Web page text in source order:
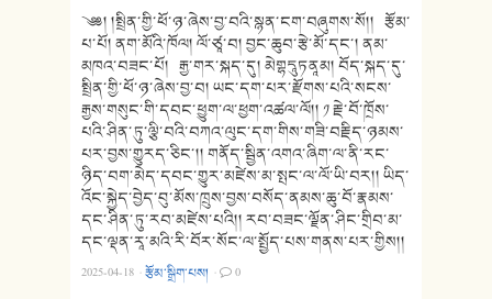
༄༅། །སྤྲིན་གྱི་ཕོ་ཉ་ཞེས་བྱ་བའི་སྙན་ངག་བཞུགས་སོ།། རྩོམ་
པ་པོ། ནག་མོའི་ཁོལ། ལོ་ཙཱ་བ། བྱང་ཆུབ་རྩེ་མོ་དང་། ནམ་
མཁའ་བཟང་པོ། རྒྱ་གར་སྐད་དུ། མེགྷདཱུཏནཱམ། བོད་སྐད་དུ་
སྤྲིན་གྱི་ཕོ་ཉ་ཞེས་བྱ་བ། ཡང་དག་པར་རྫོགས་པའི་སངས་
རྒྱས་གསུང་གི་དབང་ཕྱུག་ལ་ཕྱག་འཚལ་ལོ།། ༡ རྗེ་བོ་ཁྲོས་
པའི་ཤིན་ཏུ་ལྕི་བའི་བཀའ་ལུང་དག་གིས་གཟི་བརྗིད་ཉམས་
པར་བྱས་གྱུརད་ཅིང་།། གནོད་སྦྱིན་འགའ་ཞིག་ལ་ནི་རང་
ཉིད་བག་མེད་དབང་གྱུར་མཛེས་མ་སྤང་ལ་ལོ་ཡི་བར།། ཡིད་
འོང་སྐྱེད་བྱེད་བུ་མོས་ཁྲུས་བྱས་བསོད་ནམས་ཆུ་བོ་རྣམས་
དང་ཤིན་ཏུ་རབ་མཛེས་པའི།། རབ་བཟང་ལྗོན་ཤིང་གྲིབ་མ་
དང་ལྡན་རཱ་མའི་རི་བོར་སོང་ལ་སྤྱོད་པས་གནས་པར་གྱིས།།
2025-04-18 ·རྩོམ་སྒྲིག་པས། · 0